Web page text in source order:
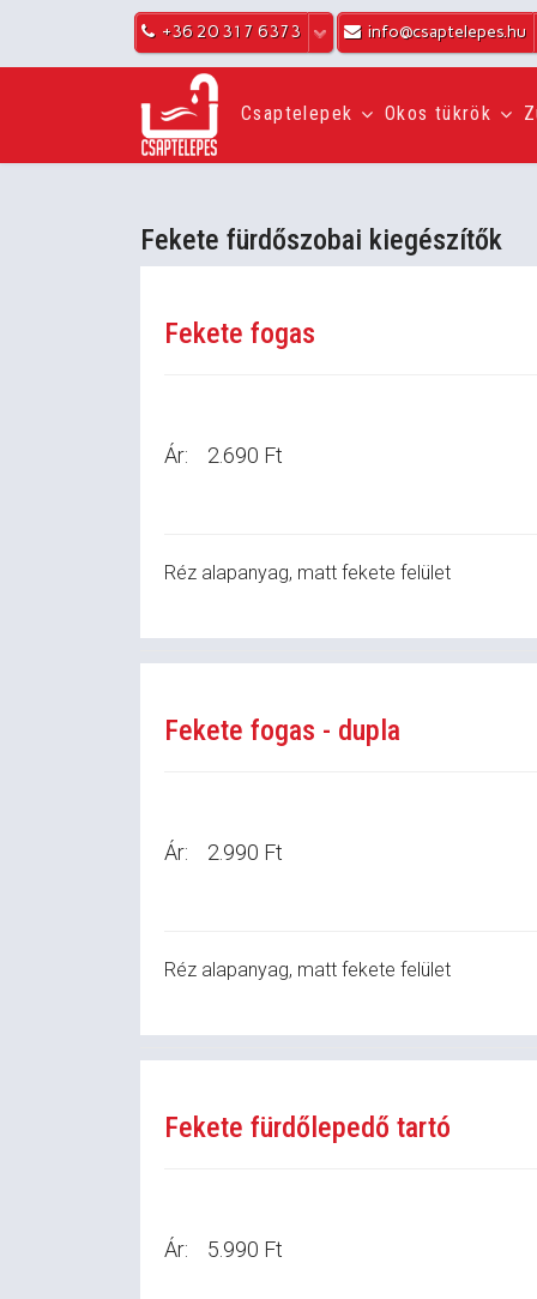
+36 20 317 6373 info@csaptelepes.hu
Csaptelepek Okos tükrök
Fekete fürdőszobai kiegészítők
Fekete fogas
Ár: 2.690 Ft
Réz alapanyag, matt fekete felület
Fekete fogas - dupla
Ár: 2.990 Ft
Réz alapanyag, matt fekete felület
Fekete fürdőlepedő tartó
Ár: 5.990 Ft